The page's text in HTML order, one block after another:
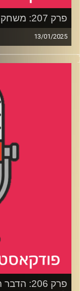
פרק 207: משחק עונה ופרסי חצי עונה
13/01/2025
פודקאסט
דוידוביץ' ועידן
רבע 1: הקאבס
רבע 3: צפוף
רבע 4: הדיון
פרק 206: